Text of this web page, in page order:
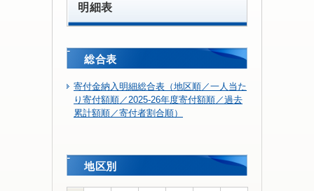
明細表
総合表
寄付金納入明細総合表（地区順／一人当た
り寄付額順／2025-26年度寄付額順／過去
累計額順／寄付者割合順）
地区別